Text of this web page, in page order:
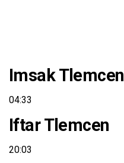
Imsak Tlemcen
04:33
Iftar Tlemcen
20:03